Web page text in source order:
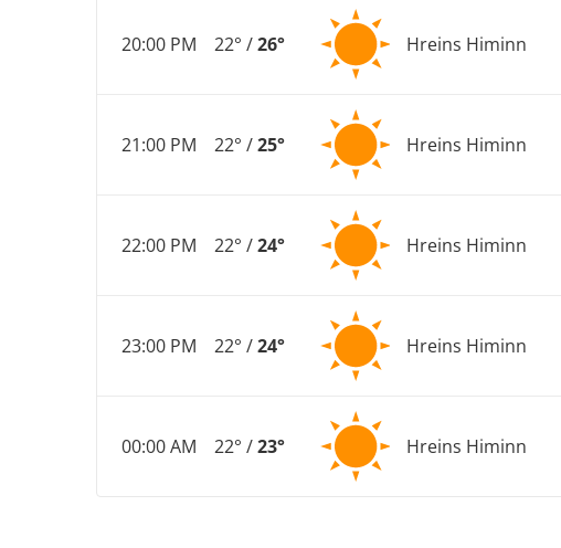
20:00 PM 22° /26° Hreins Himinn
21:00 PM 22° /25° Hreins Himinn
22:00 PM 22° /24° Hreins Himinn
23:00 PM 22° /24° Hreins Himinn
00:00 AM 22° /23° Hreins Himinn